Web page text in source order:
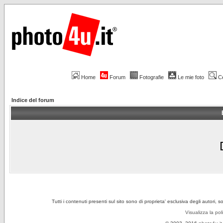
Home Forum Fotografie Le mie foto
Indice del forum
Tutti i contenuti presenti sul sito sono di proprieta' esclusiva degli autori,
Visualizza la